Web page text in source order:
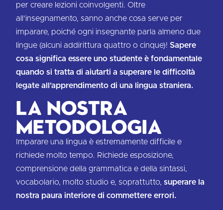
per creare lezioni coinvolgenti. Oltre
all'insegnamento, sanno anche cosa serve per
imparare, poiché ogni insegnante parla almeno due
lingue (alcuni addirittura quattro o cinque)!Sapere
cosa significa essere uno studente è fondamentale
quando si tratta di aiutarti a superare le difficoltà
legate all'apprendimento di una lingua straniera.
La nostra
metodologia
Imparare una lingua è estremamente difficile e
richiede molto tempo. Richiede esposizione,
comprensione della grammatica e della sintassi,
vocabolario, molto studio e, soprattutto,superare la
nostra paura interiore di commettere errori.